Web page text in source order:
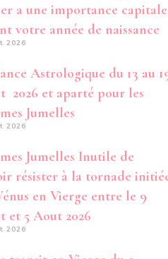
a une importance capitale
votre année de naissance
2026
Astrologique du 13 au
2026 et aparté pour les
Jumelles
2026
Jumelles Inutile de
résister à la tornade
en Vierge entre le 9
et 5 Aout 2026
2026